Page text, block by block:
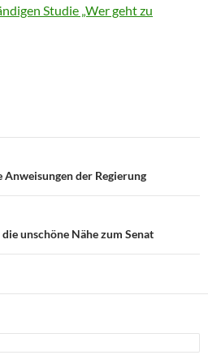
Studie „Wer geht zu
Anweisungen der Regierung
unschöne Nähe zum Senat